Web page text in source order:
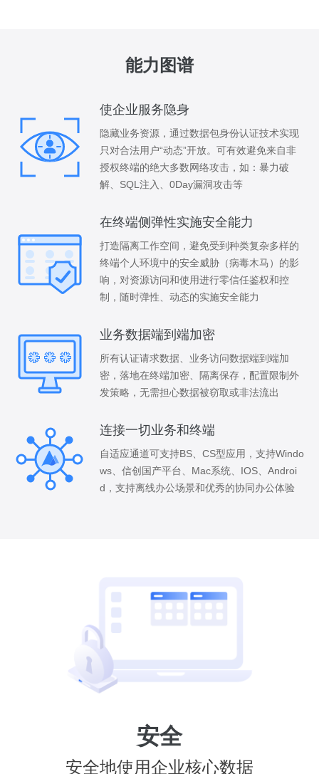
能力图谱
使企业服务隐身
隐藏业务资源，通过数据包身份认证技术实现
只对合法用户“动态”开放。可有效避免来自非
授权终端的绝大多数网络攻击，如：暴力破
解、SQL注入、0Day漏洞攻击等
在终端侧弹性实施安全能力
打造隔离工作空间，避免受到种类复杂多样的
终端个人环境中的安全威胁（病毒木马）的影
响，对资源访问和使用进行零信任鉴权和控
制，随时弹性、动态的实施安全能力
业务数据端到端加密
所有认证请求数据、业务访问数据端到端加
密，落地在终端加密、隔离保存，配置限制外
发策略，无需担心数据被窃取或非法流出
连接一切业务和终端
自适应通道可支持BS、CS型应用，支持Windo
ws、信创国产平台、Mac系统、IOS、Androi
d，支持离线办公场景和优秀的协同办公体验
安全
安全地使用企业核心数据